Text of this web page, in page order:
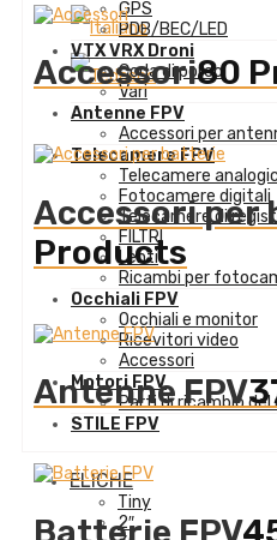
GPS
PDB/BEC/LED
VTX VRX Droni
Coda di porco
Vari
Antenne FPV
Accessori per
Telecamere FPV
Telecamere
Fotocamere digitali
Telecamere di
FILTRI
Lenti
Ricambi per
Occhiali FPV
Occhiali e monitor
Ricevitori video
Accessori
Motori FPV
Parti di ricambio
STILE FPV
ELICHE
Tiny
2″
Accessori80
Accessori per
Products
Antenne FPV
Batterie FPV